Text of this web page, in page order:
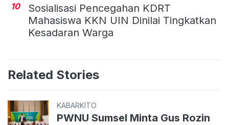
10
Sosialisasi Pencegahan KDRT
Mahasiswa KKN UIN Dinilai Tingkatkan
Kesadaran Warga
Related Stories
KABARKITO
PWNU Sumsel Minta Gus Rozin